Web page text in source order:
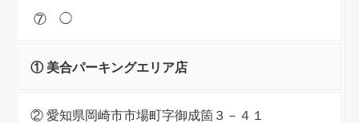
⑦ ◯
① 美合パーキングエリア店
② 愛知県岡崎市市場町字御成箇３－４１